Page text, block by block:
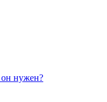
он нужен?